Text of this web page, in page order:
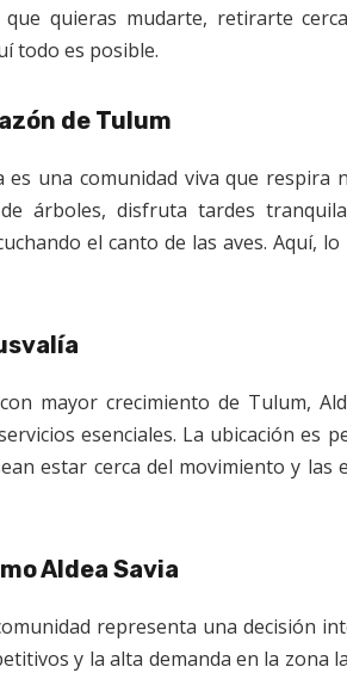
quieras mudarte, retirarte
todo es posible.
de Tulum
una comunidad viva que respira
árboles, disfruta tardes
el canto de las aves. Aquí,
mayor crecimiento de Tulum,
esenciales. La ubicación es
estar cerca del movimiento y las
Aldea Savia
representa una decisión
y la alta demanda en la zona